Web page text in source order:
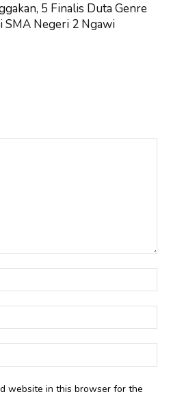
5 Finalis Duta Genre
SMA Negeri 2 Ngawi
website in this browser for the